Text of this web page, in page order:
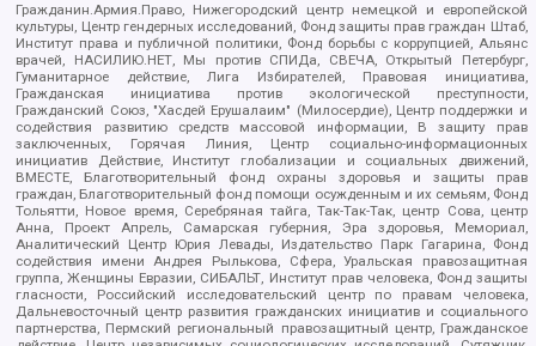
Гражданин.Армия.Право, Нижегородский центр немецкой и европейской
культуры, Центр гендерных исследований, Фонд защиты прав граждан Штаб,
Институт права и публичной политики, Фонд борьбы с коррупцией, Альянс
врачей, НАСИЛИЮ.НЕТ, Мы против СПИДа, СВЕЧА, Открытый Петербург,
Гуманитарное действие, Лига Избирателей, Правовая инициатива,
Гражданская инициатива против экологической преступности,
Гражданский Союз, "Хасдей Ерушалаим" (Милосердие), Центр поддержки и
содействия развитию средств массовой информации, В защиту прав
заключенных, Горячая Линия, Центр социально-информационных
инициатив Действие, Институт глобализации и социальных движений,
ВМЕСТЕ, Благотворительный фонд охраны здоровья и защиты прав
граждан, Благотворительный фонд помощи осужденным и их семьям, Фонд
Тольятти, Новое время, Серебряная тайга, Так-Так-Так, центр Сова, центр
Анна, Проект Апрель, Самарская губерния, Эра здоровья, Мемориал,
Аналитический Центр Юрия Левады, Издательство Парк Гагарина, Фонд
содействия имени Андрея Рылькова, Сфера, Уральская правозащитная
группа, Женщины Евразии, СИБАЛЬТ, Институт прав человека, Фонд защиты
гласности, Российский исследовательский центр по правам человека,
Дальневосточный центр развития гражданских инициатив и социального
партнерства, Пермский региональный правозащитный центр, Гражданское